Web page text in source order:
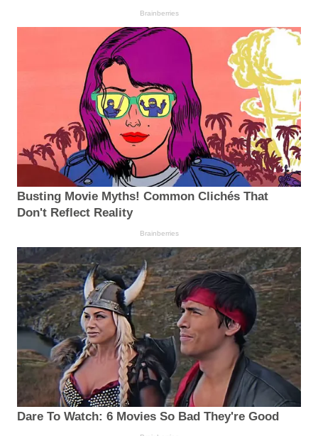
Brainberries
Busting Movie Myths! Common Clichés That
Don't Reflect Reality
Brainberries
Dare To Watch: 6 Movies So Bad They're Good